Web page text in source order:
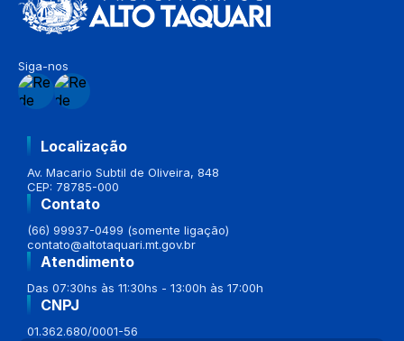
Siga-nos
Localização
Av. Macario Subtil de Oliveira, 848
CEP: 78785-000
Contato
(66) 99937-0499 (somente ligação)
contato@altotaquari.mt.gov.br
Atendimento
Das 07:30hs às 11:30hs - 13:00h às 17:00h
CNPJ
01.362.680/0001-56